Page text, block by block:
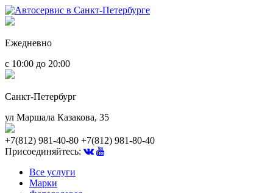
Ежедневно
с 10:00 до 20:00
Санкт-Петербург
ул Маршала Казакова, 35
+7(812) 981-40-80 +7(812) 981-80-40
Присоединяйтесь:
Все услуги
Марки